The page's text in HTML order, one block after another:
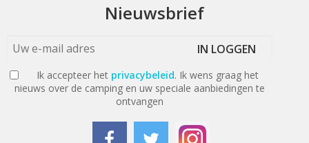
Nieuwsbrief
IN LOGGEN
Ik accepteer het privacybeleid. Ik wens graag het
nieuws over de camping en uw speciale aanbiedingen te
ontvangen